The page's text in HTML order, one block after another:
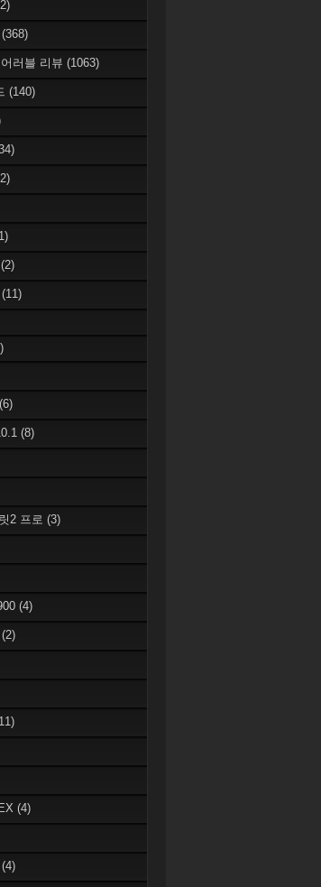
(368)
러블 리뷰 (1063)
(140)
(2)
(11)
(6)
(8)
2 프로 (3)
(4)
(2)
(4)
(4)